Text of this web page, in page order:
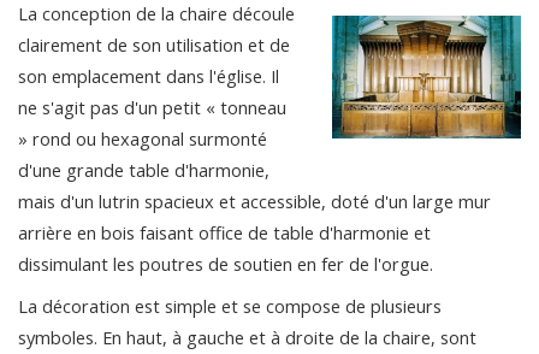
La conception de la chaire découle
clairement de son utilisation et de
son emplacement dans l'église. Il
ne s'agit pas d'un petit « tonneau
» rond ou hexagonal surmonté
d'une grande table d'harmonie,
mais d'un lutrin spacieux et accessible, doté d'un large mur
arrière en bois faisant office de table d'harmonie et
dissimulant les poutres de soutien en fer de l'orgue.
La décoration est simple et se compose de plusieurs
symboles. En haut, à gauche et à droite de la chaire, sont